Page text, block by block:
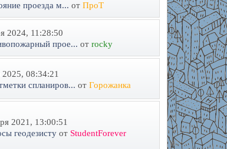
проезда м... от ПроТ
2024, 11:28:50
прое... от rocky
2025, 08:34:21
спланиров... от Горожанка
2021, 13:00:51
геодезисту от StudentForever